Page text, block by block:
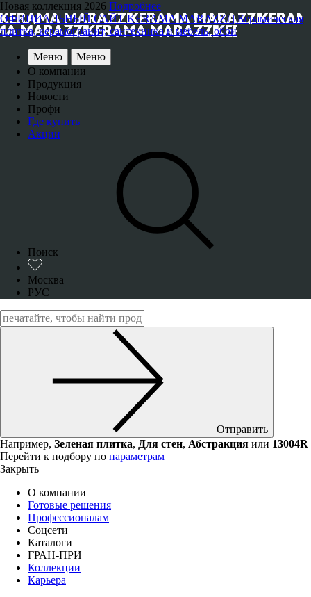
Новая коллекция 2026 Подробнее
ОФИЦИАЛЬНЫЙ САЙТ KERAMA MARAZZI | Керамическая
плитка, керамогранит, сантехника и мебель, обои
Меню
Меню
О компании
Продукция
Новости
Профи
Где купить
Акции
Поиск
Москва
РУС
Отправить
Например, Зеленая плитка, Для стен, Абстракция или 13004R
Перейти к подбору по параметрам
Закрыть
О компании
Готовые решения
Профессионалам
Соцсети
Каталоги
ГРАН-ПРИ
Коллекции
Карьера